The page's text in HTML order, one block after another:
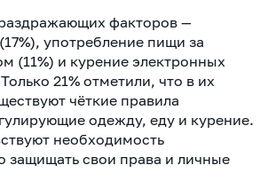
факторов —
употребление пищи за
(11%) и курение электронных
21% отметили, что в их
чёткие правила
одежду, еду и курение.
необходимость
защищать свои права и личные